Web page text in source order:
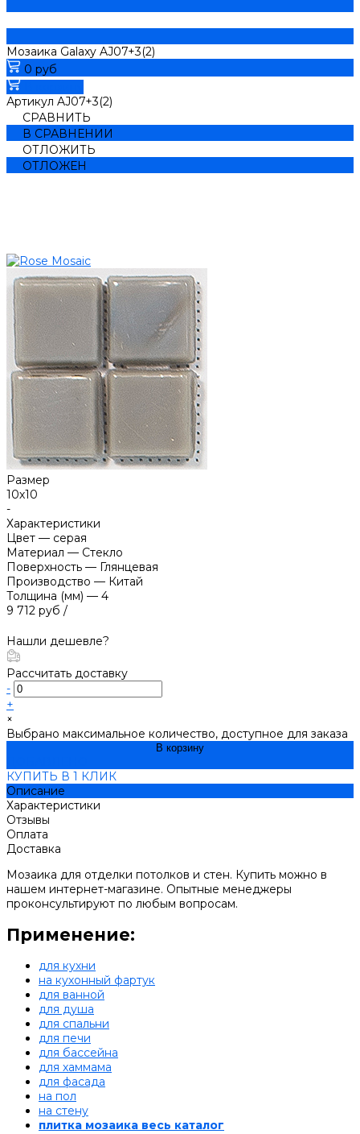
Мозаика Galaxy AJ07+3(2)
0 руб
Артикул AJ07+3(2)
СРАВНИТЬ
В СРАВНЕНИИ
ОТЛОЖИТЬ
ОТЛОЖЕН
Размер
10х10
-
Характеристики
Цвет — серая
Материал — Стекло
Поверхность — Глянцевая
Производство — Китай
Толщина (мм) — 4
9 712 руб /
Нашли дешевле?
Рассчитать доставку
-
+
×
Выбрано максимальное количество, доступное для заказа
В корзину
КУПИТЬ В 1 КЛИК
Описание
Характеристики
Отзывы
Оплата
Доставка
Мозаика для отделки потолков и стен. Купить можно в
нашем интернет-магазине. Опытные менеджеры
проконсультируют по любым вопросам.
Применение:
для кухни
на кухонный фартук
для ванной
для душа
для спальни
для печи
для бассейна
для хаммама
для фасада
на пол
на стену
плитка мозаика весь каталог